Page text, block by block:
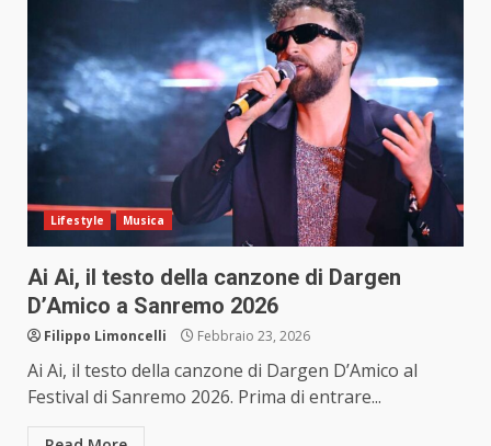
Lifestyle Musica
Ai Ai, il testo della canzone di Dargen
D’Amico a Sanremo 2026
Filippo Limoncelli Febbraio 23, 2026
Ai Ai, il testo della canzone di Dargen D’Amico al
Festival di Sanremo 2026. Prima di entrare...